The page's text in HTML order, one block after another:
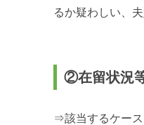
るか疑わしい、
②在留状況
⇒該当するケース